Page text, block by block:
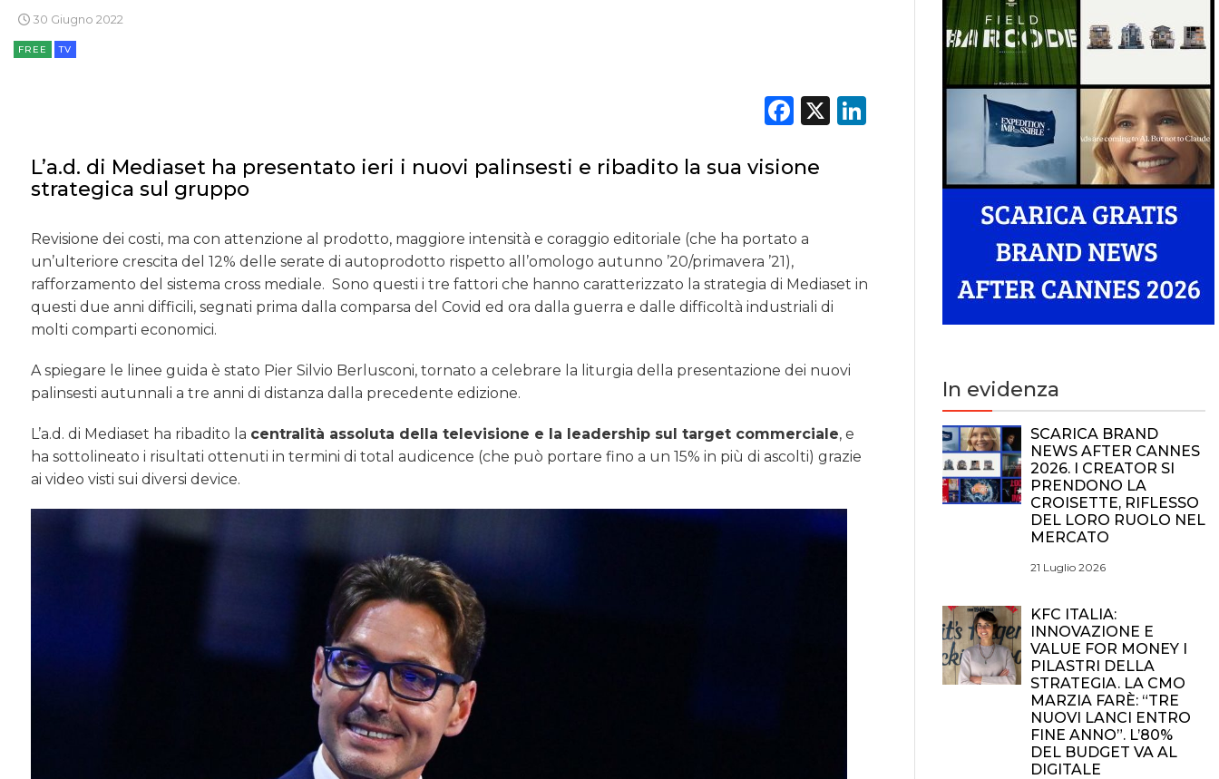
30 Giugno 2022
FREE TV
Facebook
X LinkedIn
L’a.d. di Mediaset ha presentato ieri i nuovi palinsesti e ribadito la sua visione
strategica sul gruppo
Revisione dei costi, ma con attenzione al prodotto, maggiore intensità e coraggio editoriale (che ha portato a
un’ulteriore crescita del 12% delle serate di autoprodotto rispetto all’omologo autunno ’20/primavera ’21),
rafforzamento del sistema cross mediale. Sono questi i tre fattori che hanno caratterizzato la strategia di Mediaset in
questi due anni difficili, segnati prima dalla comparsa del Covid ed ora dalla guerra e dalle difficoltà industriali di
molti comparti economici.
A spiegare le linee guida è stato Pier Silvio Berlusconi, tornato a celebrare la liturgia della presentazione dei nuovi
palinsesti autunnali a tre anni di distanza dalla precedente edizione.
L’a.d. di Mediaset ha ribadito la centralità assoluta della televisione e la leadership sul target commerciale, e
ha sottolineato i risultati ottenuti in termini di total audicence (che può portare fino a un 15% in più di ascolti) grazie
ai video visti sui diversi device.
In evidenza
SCARICA BRAND
NEWS AFTER CANNES
2026. I CREATOR SI
PRENDONO LA
CROISETTE, RIFLESSO
DEL LORO RUOLO NEL
MERCATO
21 Luglio 2026
KFC ITALIA:
INNOVAZIONE E
VALUE FOR MONEY I
PILASTRI DELLA
STRATEGIA. LA CMO
MARZIA FARÈ: “TRE
NUOVI LANCI ENTRO
FINE ANNO”. L’80%
DEL BUDGET VA AL
DIGITALE